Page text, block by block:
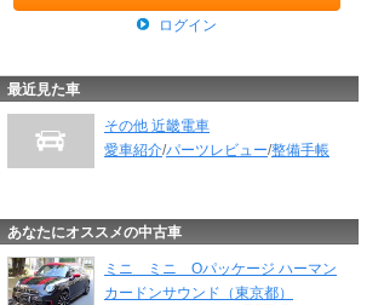
ログイン
最近見た車
その他 近畿電車
愛車紹介/パーツレビュー/整備手帳
あなたにオススメの中古車
ミニ ミニ Oパッケージ ハーマン
カードンサウンド（東京都）